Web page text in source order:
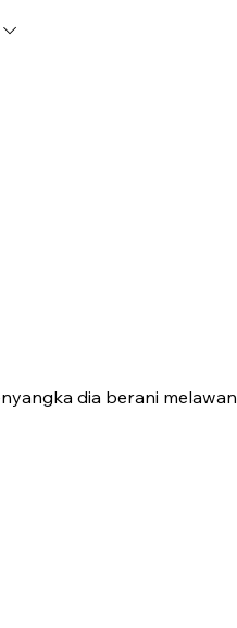
dia berani melawan